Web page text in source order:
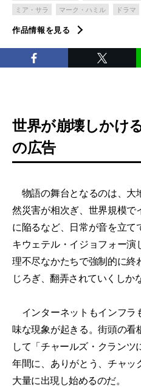
ミア・サラ
マーク・ハミル ドラマ
作品情報を見る
世界が崩壊しかけ
の広告
物語の舞台となるのは、大
然災害が相次ぎ、世界規模で
に陥るなど、日常が音を立て
キウェテル・イジョフォー
理不尽なかたちで強制的に終
じろぎ、翻弄されていくしか
インターネットもインフラ
味な現象が起きる。街頭の看
して「チャールズ・クラン
年間に、ありがとう、チャッ
大量に出現し始めるのだ。